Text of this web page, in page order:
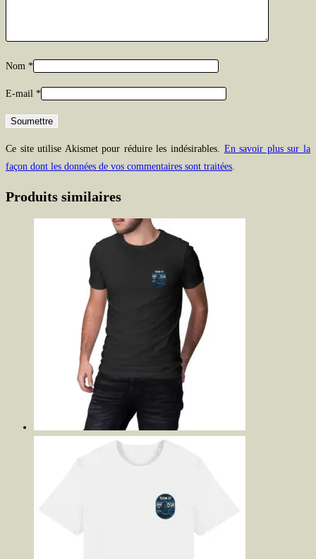
Nom *
E-mail *
Ce site utilise Akismet pour réduire les indésirables. En savoir plus sur la
façon dont les données de vos commentaires sont traitées
Produits similaires